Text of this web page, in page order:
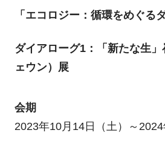
「エコロジー：循環をめぐる
ダイアローグ1：「新たな生
ェウン）展
会期
2023年10月14日（土）～2024